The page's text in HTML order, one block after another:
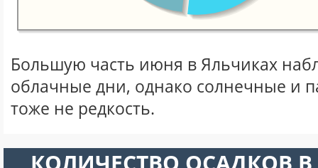
Большую часть июня в Яльчиках
облачные дни, однако солнечные и
тоже не редкость.